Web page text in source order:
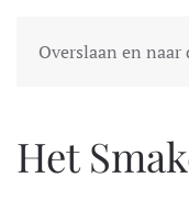
Overslaan en naar
Het